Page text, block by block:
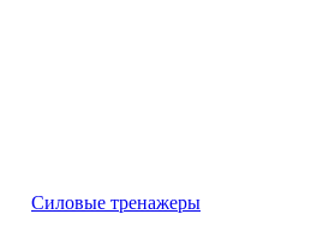
Силовые тренажеры